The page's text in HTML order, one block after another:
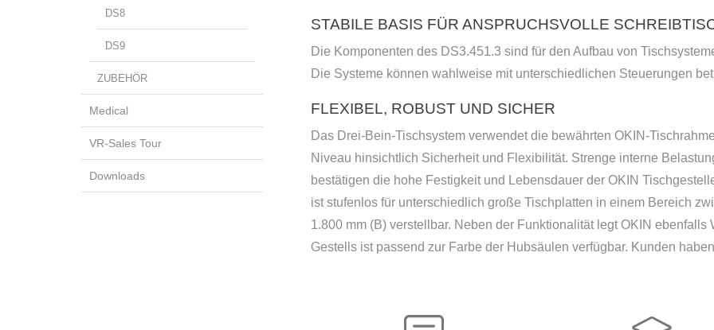
DS8
DS9
ZUBEHÖR
Medical
VR-Sales Tour
Downloads
STABILE BASIS FÜR ANSPRUCHSVOLLE
Die Komponenten des DS3.451.3 sind für den Aufbau von
Die Systeme können wahlweise mit unterschiedlichen Steuerungen
FLEXIBEL, ROBUST UND SICHER
Das Drei-Bein-Tischsystem verwendet die bewährten OKIN-
Niveau hinsichtlich Sicherheit und Flexibilität. Strenge interne
bestätigen die hohe Festigkeit und Lebensdauer der OKIN
ist stufenlos für unterschiedlich große Tischplatten in einem Bereich
1.800 mm (B) verstellbar. Neben der Funktionalität legt OKIN
Gestells ist passend zur Farbe der Hubsäulen verfügbar. Kunden